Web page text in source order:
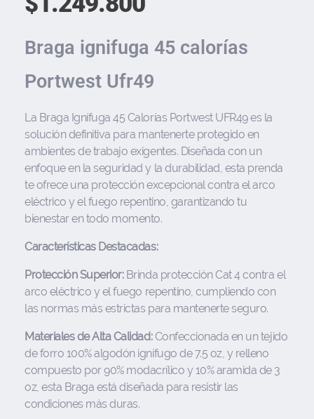
Braga ignifuga 45 calorías
Portwest Ufr49
La Braga Ignífuga 45 Calorías Portwest UFR49 es la
solución definitiva para mantenerte protegido en
ambientes de trabajo exigentes. Diseñada con un
enfoque en la seguridad y la durabilidad, esta prenda
te ofrece una protección excepcional contra el arco
eléctrico y el fuego repentino, garantizando tu
bienestar en todo momento.
Características Destacadas:
Protección Superior:Brinda protección Cat 4 contra el
arco eléctrico y el fuego repentino, cumpliendo con
las normas más estrictas para mantenerte seguro.
Materiales de Alta Calidad:Confeccionada en un tejido
de forro 100% algodón ignífugo de 7.5 oz, y relleno
compuesto por 90% modacrílico y 10% aramida de 3
oz, esta Braga está diseñada para resistir las
condiciones más duras.